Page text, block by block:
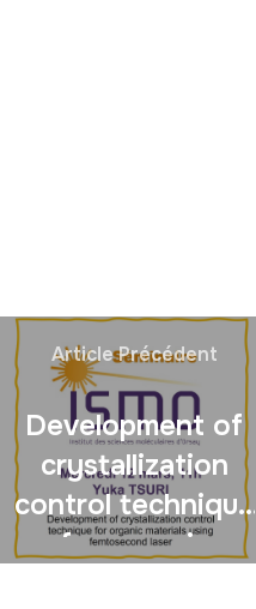
Article Précédent
Development of
crystallization
control technique
for organic